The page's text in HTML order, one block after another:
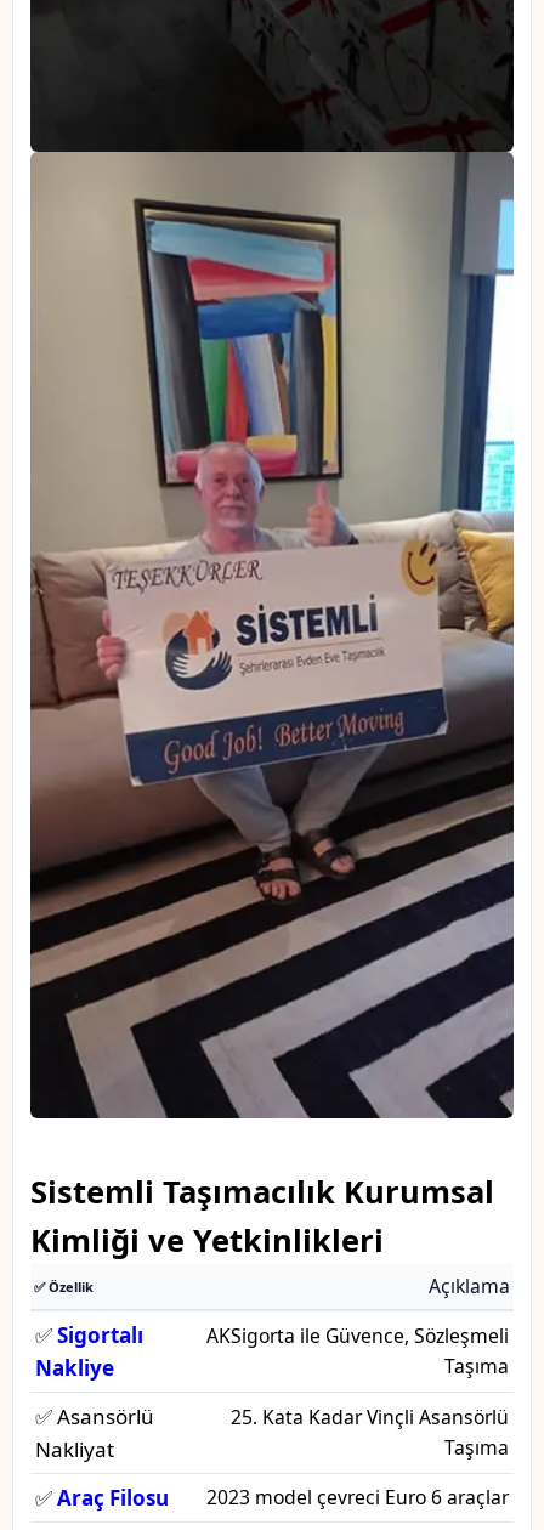
Sistemli Taşımacılık Kurumsal
Kimliği ve Yetkinlikleri
✅ Özellik Açıklama
✅Sigortalı
Nakliye
AKSigorta ile Güvence, Sözleşmeli
Taşıma
✅ Asansörlü
Nakliyat
25. Kata Kadar Vinçli Asansörlü
Taşıma
✅Araç Filosu 2023 model çevreci Euro 6 araçlar